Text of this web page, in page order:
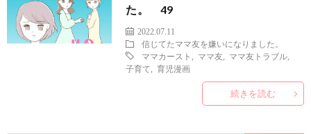
た。 49
2022.07.11
信じてたママ友を嫌いになりました。
ママカースト
ママ友 ママ友トラブル
子育て
,育児漫画
続きを読む